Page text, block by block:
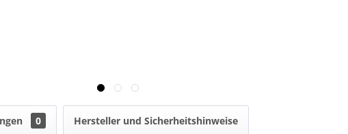
0 Hersteller und Sicherheitshinweise